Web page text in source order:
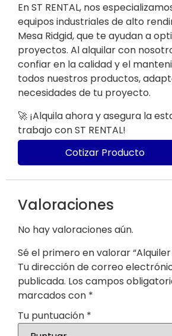
En ST RENTAL, nos
equipos industriales de alto
Mesa Ridgid, que te ayudan a
proyectos. Al alquilar con
confiar en la calidad y el
todos nuestros productos,
necesidades de tu proyecto.
🚀 ¡Alquila ahora y asegura la
trabajo con ST RENTAL!
Cotizar Producto
Valoraciones
No hay valoraciones aún.
Sé el primero en valorar “Alquiler
Tu dirección de correo
publicada. Los campos
marcados con *
Tu puntuación *